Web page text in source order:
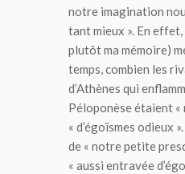
notre imagination
tant mieux ». En
plutôt ma mémoire)
temps, combien les
d’Athènes qui
Péloponèse étaient «
« d’égoïsmes odieux
de « notre petite
« aussi entravée